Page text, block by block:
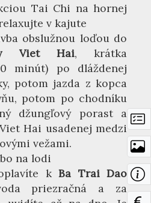
Tai Chi na hornej
v kajute
obslužnou loďou do
Viet Hai, krátka
minút) po dláždenej
potom jazda z kopca
potom po chodníku
džungľový porast a
Hai usadenej medzi
vežami.
na lodi
kBa Trai Dao
priezračná a za